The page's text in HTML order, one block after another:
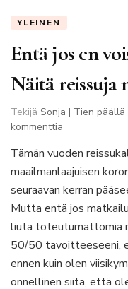
YLEINEN
Entä jos en
Näitä reissuja
Tekijä Sonja | Tien päällä
kommenttia
jos
en
voisi
matkustaa?
Näitä
reissuja
muistelisin
Tämän vuoden
maailmanlaajuisen
seuraavan kerran
Mutta entä jos
liuta toteutumattomia
50/50 tavoitteeseeni,
ennen kuin olen
onnellinen siitä, että